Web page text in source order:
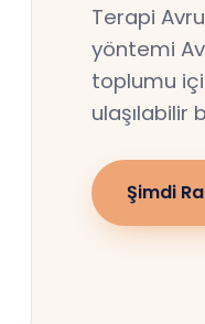
Terapi
yöntemi
toplumu
ulaşılabilir
Şimdi